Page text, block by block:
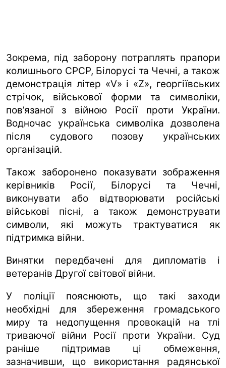
Зокрема, під заборону потраплять прапори
колишнього СРСР, Білорусі та Чечні, а також
демонстрація літер «V» і «Z», георгіївських
стрічок, військової форми та символіки,
пов’язаної з війною Росії проти України.
Водночас українська символіка дозволена
після судового позову українських
організацій.
Також заборонено показувати зображення
керівників Росії, Білорусі та Чечні,
виконувати або відтворювати російські
військові пісні, а також демонструвати
символи, які можуть трактуватися як
підтримка війни.
Винятки передбачені для дипломатів і
ветеранів Другої світової війни.
У поліції пояснюють, що такі заходи
необхідні для збереження громадського
миру та недопущення провокацій на тлі
триваючої війни Росії проти України. Суд
раніше підтримав ці обмеження,
зазначивши, що використання радянської